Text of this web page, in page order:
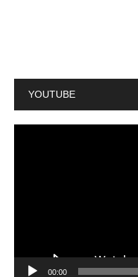
YOUTUBE
動
00:00